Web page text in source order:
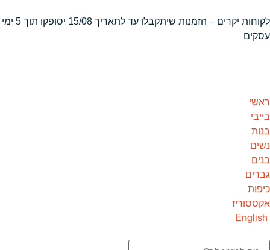
לקוחות יקרים – הזמנות שיתקבלו
עד לתאריך 15/08 יסופקו תוך 5 ימי
עסקים
ראשי
בייבי
בנות
נשים
בנים
גברים
כיפות
אקססוריז
English